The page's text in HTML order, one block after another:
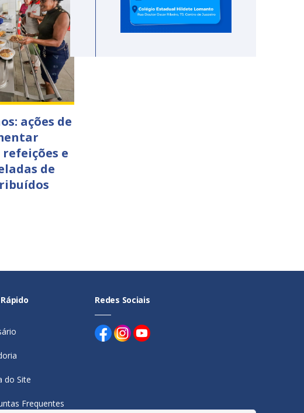
ações de
e
de
do Site
Frequentes
Redes Sociais